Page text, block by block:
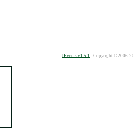
JEvents v1.5.1 Copyright © 2006-